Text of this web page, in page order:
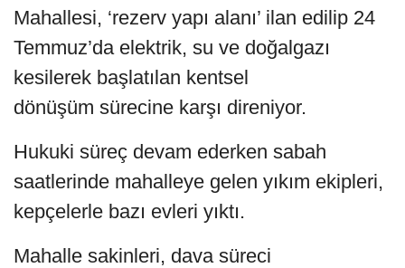
Mahallesi, ‘rezerv yapı alanı’ ilan edilip 24
Temmuz’da elektrik, su ve doğalgazı
kesilerek başlatılan kentsel
dönüşüm sürecine karşı direniyor.
Hukuki süreç devam ederken sabah
saatlerinde mahalleye gelen yıkım ekipleri,
kepçelerle bazı evleri yıktı.
Mahalle sakinleri, dava süreci